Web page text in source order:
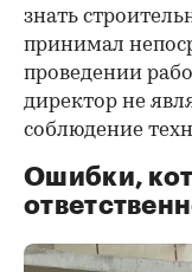
знать
принимал
проведении
директор не
соблюдение
Ошибки,